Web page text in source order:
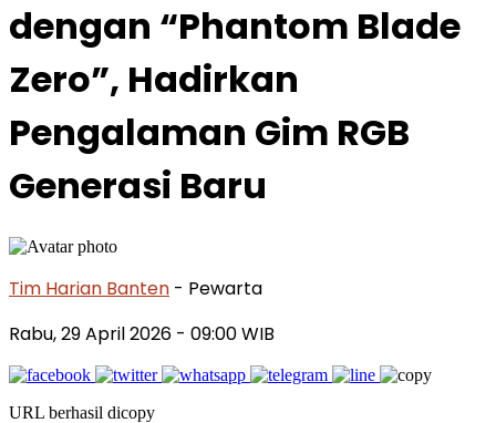
dengan “Phantom Blade
Zero”, Hadirkan
Pengalaman Gim RGB
Generasi Baru
Tim Harian Banten - Pewarta
Rabu, 29 April 2026 - 09:00 WIB
URL berhasil dicopy